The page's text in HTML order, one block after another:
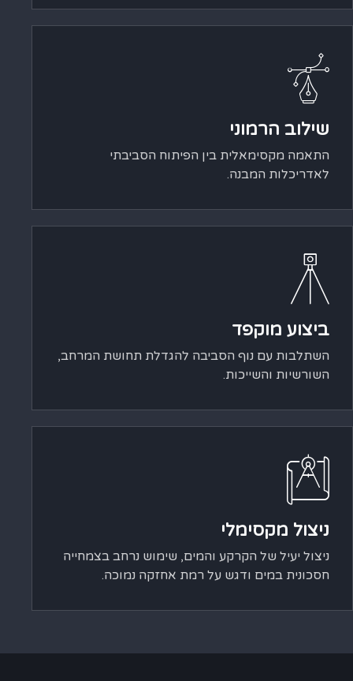
שילוב הרמוני
התאמה מקסימאלית בין הפיתוח הסביבתי
לאדריכלות המבנה.
ביצוע מוקפד
השתלבות עם נוף הסביבה להגדלת תחושת המרחב,
השורשיות והשייכות.
ניצול מקסימלי
ניצול יעיל של הקרקע והמים, שימוש נרחב בצמחייה
חסכונית במים ודגש על רמת אחזקה נמוכה.